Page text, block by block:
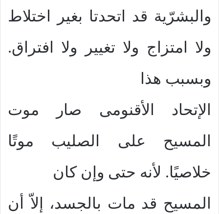
والبشرّية قد اتحدتا بغير اختلاط
ولا امتزاج ولا تغيير ولا افتراق.
وبسبب هذا
الإتحاد الأقنومى صار موت
المسيح على الصليب موتًا
خلاصيًا. لأنه حتى وإن كان
المسيح قد مات بالجسد، إلاّ أن